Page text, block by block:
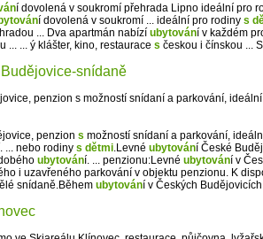
í dovolená v soukromí přehrada Lipno ideální pro
í dovolená v soukromí ... ideální pro rodiny s
... Dva apartmán nabízí ubytování v každém
... ... ý klášter, kino, restaurace s českou i čínskou ...
snídaně
penzion s možností snídaní a parkování,
penzion s možností snídaní a parkování,
... nebo rodiny s dětmi.Levné ubytování České
ubytování. ... penzionu:Levné ubytování v
i uzavřeného parkování v objektu penzionu. K
snídaně.Během ubytování v Českých Budějovicích